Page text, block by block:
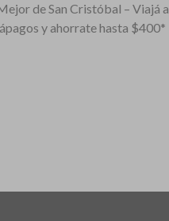
de San Cristóbal – Viajá a
y ahorrate hasta $400*